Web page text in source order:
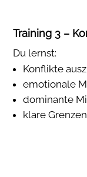
Training 3 –
Du lernst:
Konflikte
emotionale
dominante
klare